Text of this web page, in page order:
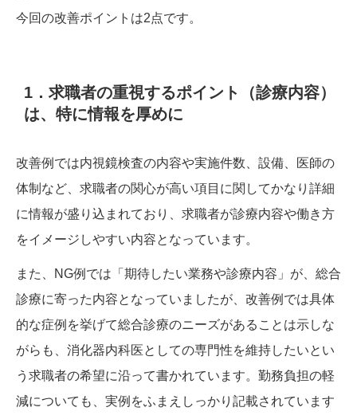
今回の改善ポイントは2点です。
1．求職者の重視するポイント（診療内容）
は、特に情報を厚めに
改善例では内視鏡検査の内容や実施件数、設備、医師の
体制など、求職者の関心が高い項目に関してかなり詳細
に情報が盛り込まれており、求職者が診療内容や働き方
をイメージしやすい内容となっています。
また、NG例では「期待したい業務や診療内容」が、総合
診療に寄った内容となっていましたが、改善例では具体
的な症例を挙げて総合診療のニーズがあることは示しな
がらも、消化器内科医としての専門性を維持したいとい
う求職者の希望に沿って書かれています。勤務負担の軽
減についても、実例をふまえしっかり記載されています